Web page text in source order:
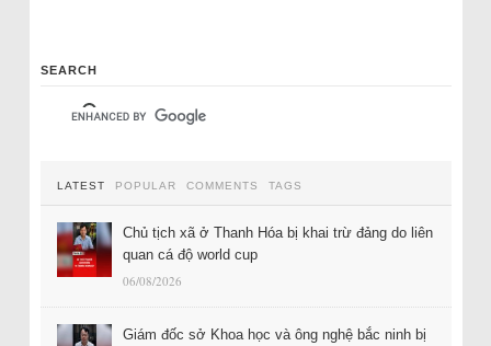
SEARCH
LATEST POPULAR COMMENTS TAGS
Chủ tịch xã ở Thanh Hóa bị khai trừ đảng do liên
quan cá độ world cup
06/08/2026
Giám đốc sở Khoa học và ông nghệ bắc ninh bị